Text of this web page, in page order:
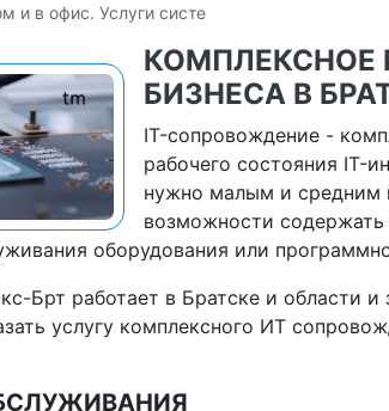
и в офис. Услуги систе
КОМПЛЕКСНОЕ
БИЗНЕСА В
IT-сопровождение -
рабочего состояния IT-
нужно малым и средним
возможности содержать
оборудования или
Брт работает в Братске и области
услугу комплексного ИТ